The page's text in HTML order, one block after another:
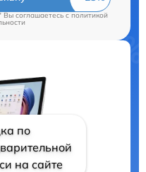
Вы соглашаетесь cполитикой
по
на сайте